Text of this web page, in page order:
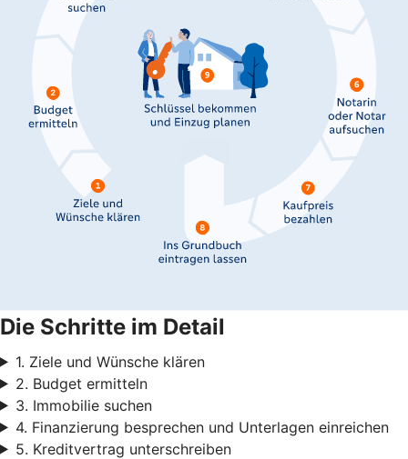
Die Schritte im Detail
1. Ziele und Wünsche klären
2. Budget ermitteln
3. Immobilie suchen
4. Finanzierung besprechen und Unterlagen einreichen
5. Kreditvertrag unterschreiben